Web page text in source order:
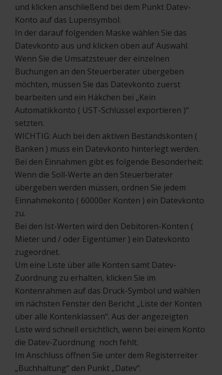
und klicken anschließend bei dem Punkt Datev-
Konto auf das Lupensymbol.
In der darauf folgenden Maske wählen Sie das
Datevkonto aus und klicken oben auf Auswahl.
Wenn Sie die Umsatzsteuer der einzelnen
Buchungen an den Steuerberater übergeben
möchten, müssen Sie das Datevkonto zuerst
bearbeiten und ein Häkchen bei „Kein
Automatikkonto ( UST-Schlüssel exportieren )“
setzten.
WICHTIG: Auch bei den aktiven Bestandskonten (
Banken ) muss ein Datevkonto hinterlegt werden.
Bei den Einnahmen gibt es folgende Besonderheit:
Wenn die Soll-Werte an den Steuerberater
übergeben werden müssen, ordnen Sie jedem
Einnahmekonto ( 60000er Konten ) ein Datevkonto
zu.
Bei den Ist-Werten wird den Debitoren-Konten (
Mieter und / oder Eigentümer ) ein Datevkonto
zugeordnet.
Um eine Liste über alle Konten samt Datev-
Zuordnung zu erhalten, klicken Sie im
Kontenrahmen auf das Druck-Symbol und wählen
im nächsten Fenster den Bericht „Liste der Konten
über alle Kontenklassen“. Aus der angezeigten
Liste wird schnell ersichtlich, wenn bei einem Konto
die Datev-Zuordnung noch fehlt.
Im Anschluss öffnen Sie unter dem Registerreiter
„Buchhaltung“ den Punkt „Datev“.